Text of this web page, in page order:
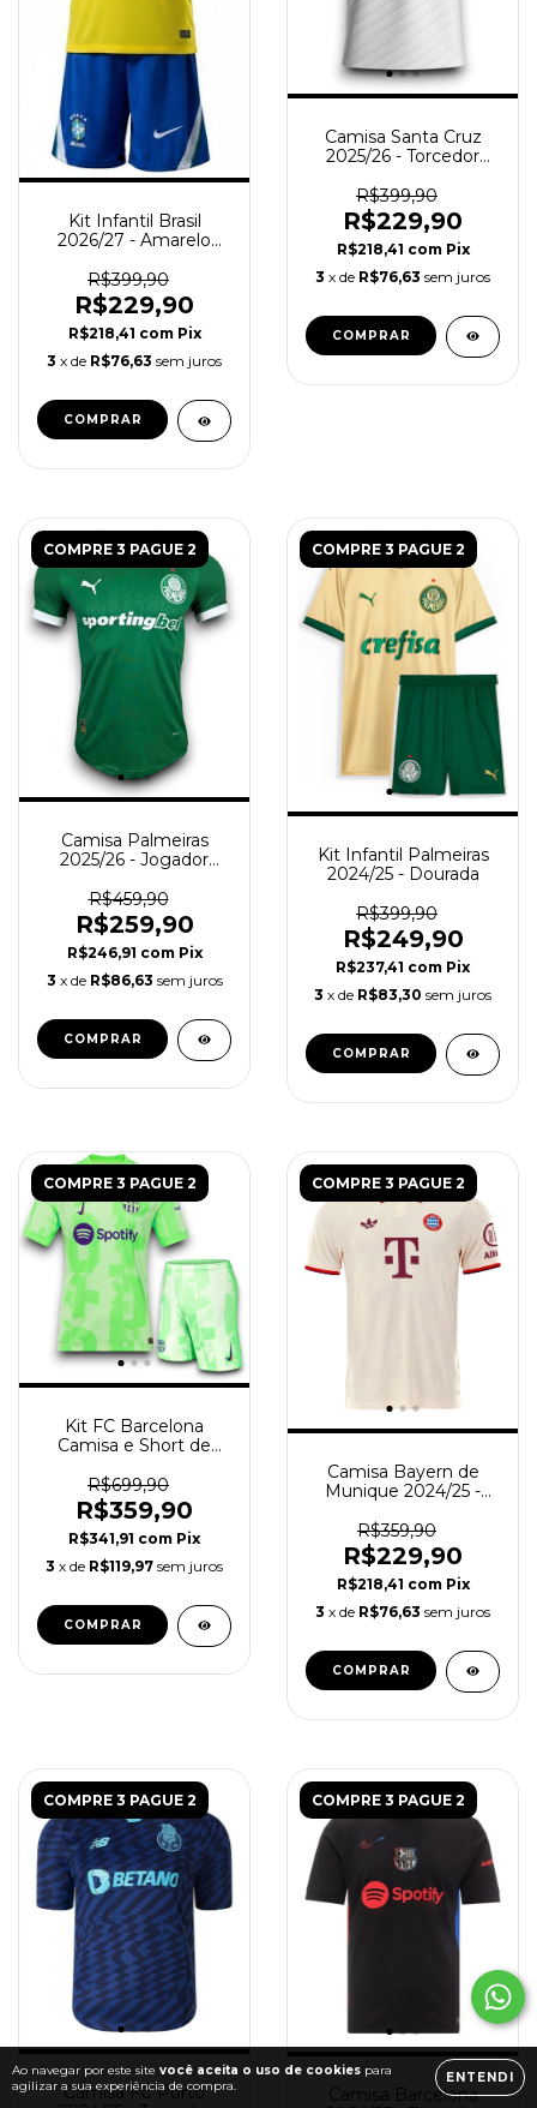
Ao navegar por este site você aceita o uso de cookies para
agilizar a sua experiência de compra.
ENTENDI
Kit Infantil Brasil
2026/27 - Amarelo
R$399,90
R$229,90
R$218,41 com Pix
3 x de R$76,63 sem juros
COMPRAR
Camisa Santa Cruz
2025/26 - Torcedor
R$399,90
R$229,90
R$218,41 com Pix
3 x de R$76,63 sem juros
COMPRAR
COMPRE 3 PAGUE 2
Camisa Palmeiras
2025/26 - Jogador
R$459,90
R$259,90
R$246,91 com Pix
3 x de R$86,63 sem juros
COMPRAR
COMPRE 3 PAGUE 2
Kit Infantil Palmeiras
2024/25 - Dourada
R$399,90
R$249,90
R$237,41 com Pix
3 x de R$83,30 sem juros
COMPRAR
COMPRE 3 PAGUE 2
Kit FC Barcelona
Camisa e Short de
R$699,90
R$359,90
R$341,91 com Pix
3 x de R$119,97 sem juros
COMPRAR
COMPRE 3 PAGUE 2
Camisa Bayern de
Munique 2024/25 -
Bege
R$359,90
R$229,90
R$218,41 com Pix
3 x de R$76,63 sem juros
COMPRAR
COMPRE 3 PAGUE 2
Camisa FC Porto
COMPRE 3 PAGUE 2
Camisa Barcelona